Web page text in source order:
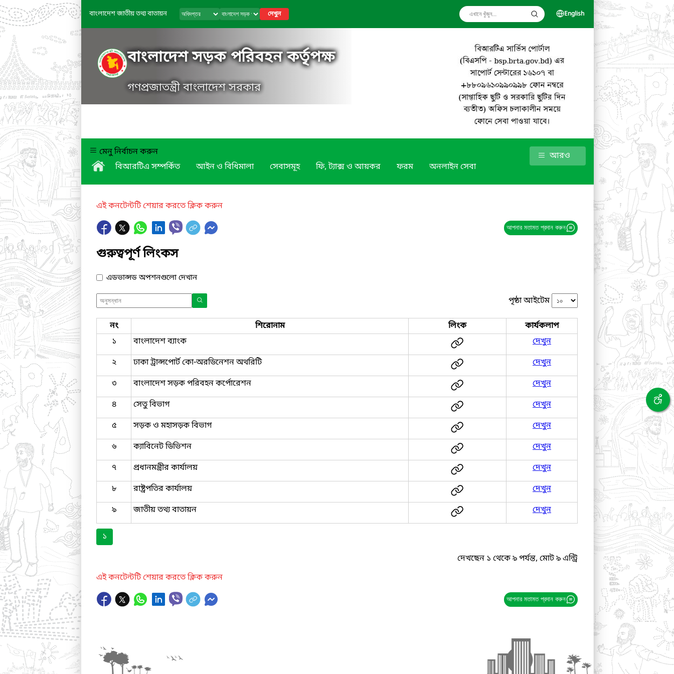
বাংলাদেশ জাতীয় তথ্য বাতায়ন দেখুন English
বাংলাদেশ সড়ক পরিবহন কর্তৃপক্ষ
গণপ্রজাতন্ত্রী বাংলাদেশ সরকার
মেনু নির্বাচন করুন
বিআরটিএ সম্পর্কিত
আইন ও বিধিমালা সেবাসমূহ ফি, ট্যাক্স ও আয়কর ফরম অনলাইন সেবা
আরও
এই কনটেন্টটি শেয়ার করতে ক্লিক করুন
আপনার মতামত প্রদান করুন
গুরুত্বপূর্ণ লিংকস
এডভান্সড অপশনগুলো দেখান
পৃষ্ঠা আইটেম
নং শিরোনাম লিংক
কার্যকলাপ
১
বাংলাদেশ ব্যাংক
দেখুন
২
ঢাকা ট্রান্সপোর্ট কো-অরডিনেশন অথরিটি
দেখুন
৩
বাংলাদেশ সড়ক পরিবহন কর্পোরেশন
দেখুন
৪
সেতু বিভাগ
দেখুন
৫
সড়ক ও মহাসড়ক বিভাগ
দেখুন
৬
ক্যাবিনেট ডিভিশন
দেখুন
৭
প্রধানমন্ত্রীর কার্যালয়
দেখুন
৮
রাষ্ট্রপতির কার্যালয়
দেখুন
৯
জাতীয় তথ্য বাতায়ন দেখুন
১
দেখছেন ১ থেকে ৯ পর্যন্ত, মোট ৯ এন্ট্রি
এই কনটেন্টটি শেয়ার করতে ক্লিক করুন
আপনার মতামত প্রদান করুন